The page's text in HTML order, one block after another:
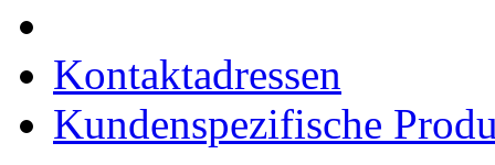
Kontaktadressen
Kundenspezifische